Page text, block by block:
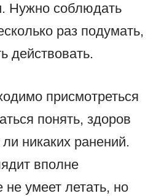
Нужно соблюдать
раз подумать,
действовать.
присмотреться
понять, здоров
никаких ранений.
вполне
умеет летать, но